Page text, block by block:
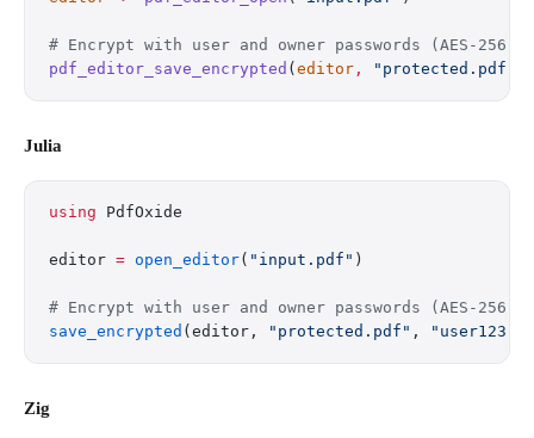
# Encrypt with user and owner passwords (AES-256)
pdf_editor_save_encrypted ( editor , "protected.pdf"
Julia
using PdfOxide
editor = open_editor( "input.pdf" )
# Encrypt with user and owner passwords (AES-256)
save_encrypted (editor, "protected.pdf" , "user123"
Zig